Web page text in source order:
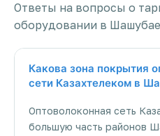
Ответы на вопросы о
оборудовании в
Какова зона покрытия
Оптоволоконная сеть
большую часть районов